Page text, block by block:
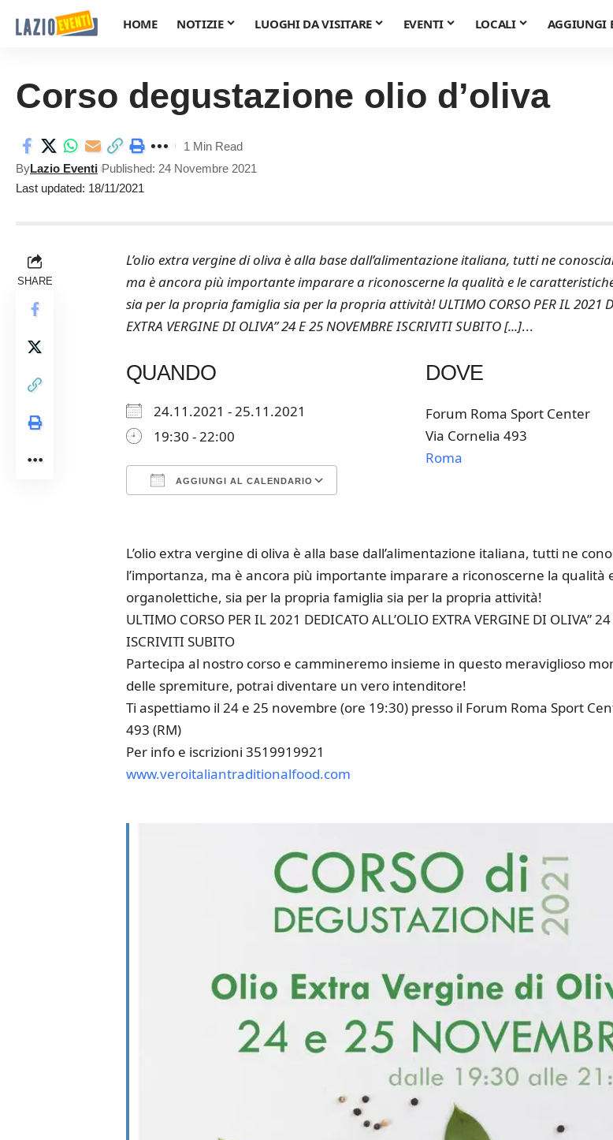
HOME NOTIZIE LUOGHI DA VISITARE EVENTI LOCALI AGGIUNGI
Corso degustazione olio d’oliva
Last updated: 18/11/2021
ByLazio Eventi Published: 24 Novembre 2021
1 Min Read
SHARE
L’olio extra vergine di oliva è alla base dall’alimentazione italiana, tutti ne
ma è ancora più importante imparare a riconoscerne la qualità e le
sia per la propria famiglia sia per la propria attività! ULTIMO CORSO PER IL 2021
EXTRA VERGINE DI OLIVA” 24 E 25 NOVEMBRE ISCRIVITI SUBITO [...]...
QUANDO
24.11.2021 - 25.11.2021
19:30 - 22:00
AGGIUNGI AL CALENDARIO
DOVE
Forum Roma Sport Center
Via Cornelia 493
Roma
L’olio extra vergine di oliva è alla base dall’alimentazione italiana, tutti ne
l’importanza, ma è ancora più importante imparare a riconoscerne la qualità
organolettiche, sia per la propria famiglia sia per la propria attività!
ULTIMO CORSO PER IL 2021 DEDICATO ALL’OLIO EXTRA VERGINE DI OLIVA”
ISCRIVITI SUBITO
Partecipa al nostro corso e cammineremo insieme in questo meraviglioso
delle spremiture, potrai diventare un vero intenditore!
Ti aspettiamo il 24 e 25 novembre (ore 19:30) presso il Forum Roma Sport
493 (RM)
Per info e iscrizioni 3519919921
www.veroitaliantraditionalfood.com